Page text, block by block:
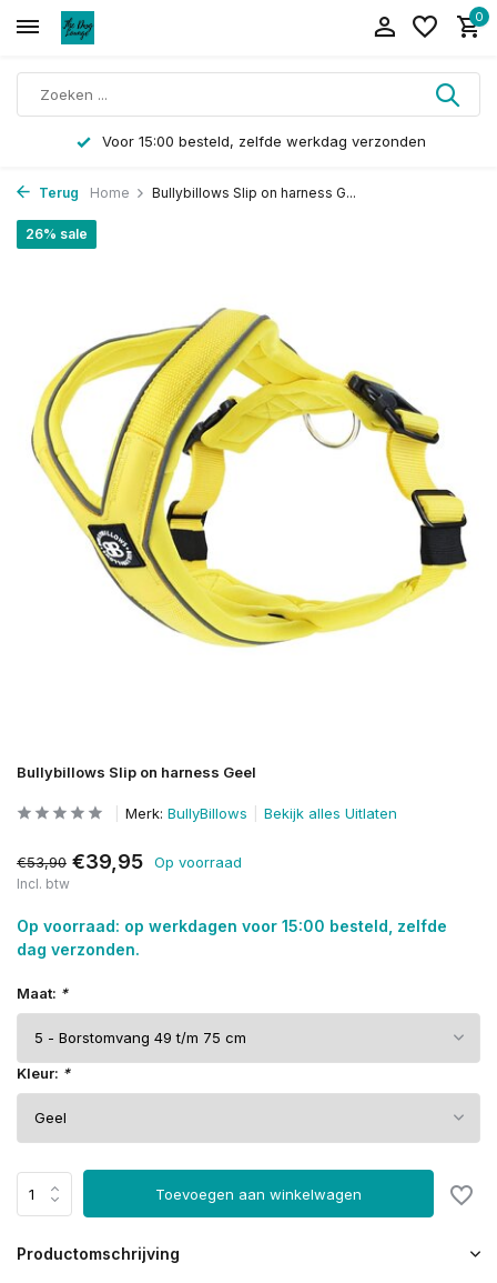
0
Voor 15:00 besteld, zelfde werkdag verzonden
Terug Home Bullybillows Slip on harness G...
Bullybillows Slip on harness Geel
26% sale
Merk: BullyBillows Bekijk alles Uitlaten
€53,90 €39,95 Op voorraad
Incl. btw
Op voorraad: op werkdagen voor 15:00 besteld, zelfde
dag verzonden.
Maat: *
Kleur: *
Toevoegen aan winkelwagen
Productomschrijving